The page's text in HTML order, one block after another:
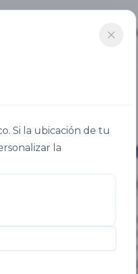
Si la ubicación de tu
la
micro FeE13. Es
para la corrección y
o ligeramente ácidos,
encuentra dentro de la